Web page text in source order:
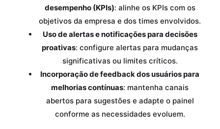
desempenho (KPIs): alinhe os KPIs com os
objetivos da empresa e dos times envolvidos.
Uso de alertas e notificações para decisões
proativas: configure alertas para mudanças
significativas ou limites críticos.
Incorporação de feedback dos usuários para
melhorias contínuas: mantenha canais
abertos para sugestões e adapte o painel
conforme as necessidades evoluem.